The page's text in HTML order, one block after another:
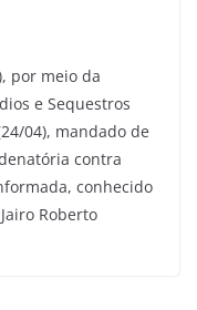
por meio da
e Sequestros
04), mandado de
contra
conhecido
Roberto